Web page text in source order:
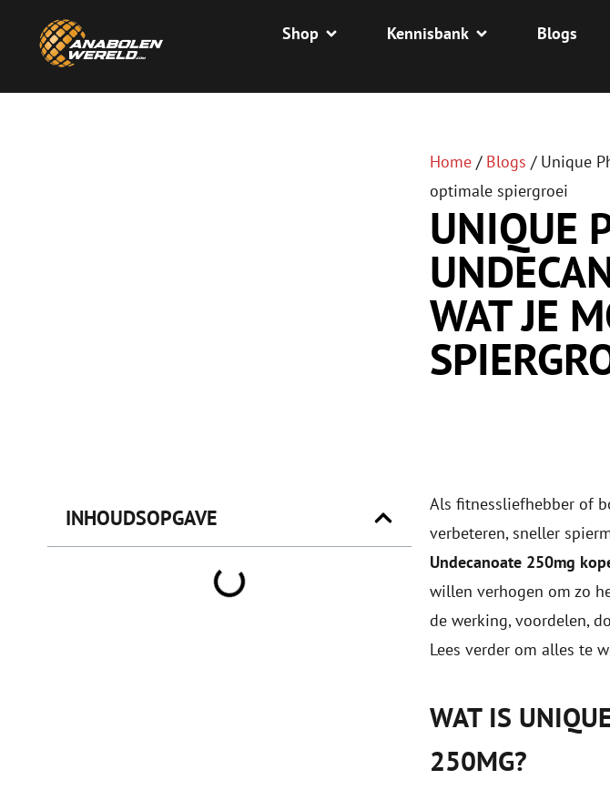
Shop Kennisbank Blogs
Home/ Blogs / Unique
optimale spiergroei
UNIQUE
WAT JE
INHOUDSOPGAVE
Als fitnessliefhebber of
verbeteren, sneller
Undecanoate 250mg
willen verhogen om zo
de werking, voordelen,
Lees verder om alles te
WAT IS
250MG?